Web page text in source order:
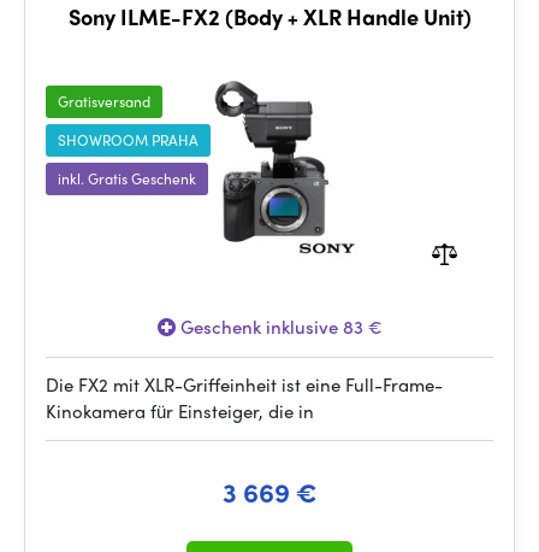
Sony ILME-FX2 (Body + XLR Handle Unit)
Gratisversand
SHOWROOM PRAHA
inkl. Gratis Geschenk
Geschenk inklusive 83 €
Die FX2 mit XLR-Griffeinheit ist eine Full-Frame-
Kinokamera für Einsteiger, die in
3 669 €